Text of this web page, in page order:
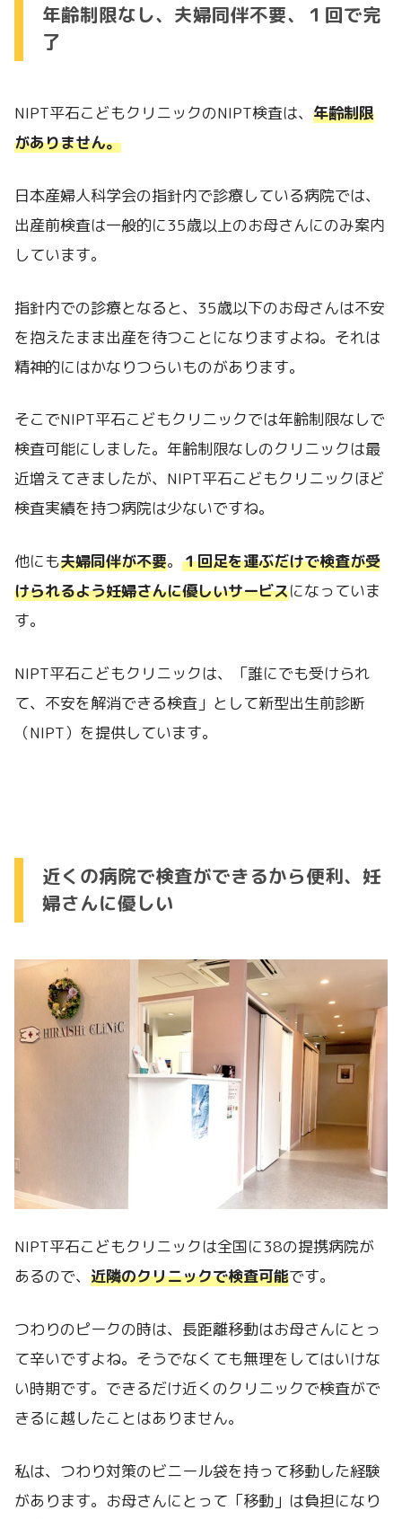
年齢制限なし、夫婦同伴不要、１回で完
了
NIPT平石こどもクリニックのNIPT検査は、 年齢制限
がありません。
日本産婦人科学会の指針内で診療している病院では、
出産前検査は一般的に35歳以上のお母さんにのみ案内
しています。
指針内での診療となると、35歳以下のお母さんは不安
を抱えたまま出産を待つことになりますよね。それは
精神的にはかなりつらいものがあります。
そこでNIPT平石こどもクリニックでは年齢制限なしで
検査可能にしました。年齢制限なしのクリニックは最
近増えてきましたが、NIPT平石こどもクリニックほど
検査実績を持つ病院は少ないですね。
他にも夫婦同伴が不要。 １回足を運ぶだけで検査が受
けられるよう妊婦さんに優しいサービスになっていま
す。
NIPT平石こどもクリニックは、「誰にでも受けられ
て、不安を解消できる検査」として新型出生前診断
（NIPT）を提供しています。
近くの病院で検査ができるから便利、妊
婦さんに優しい
NIPT平石こどもクリニックは全国に38の提携病院が
あるので、 近隣のクリニックで検査可能です。
つわりのピークの時は、長距離移動はお母さんにとっ
て辛いですよね。 そうでなくても無理をしてはいけな
い時期です。できるだけ近くのクリニックで検査がで
きるに越したことはありません。
私は、 つわり対策のビニール袋を持って移動した経験
があります。お母さんにとって「移動」は負担になり